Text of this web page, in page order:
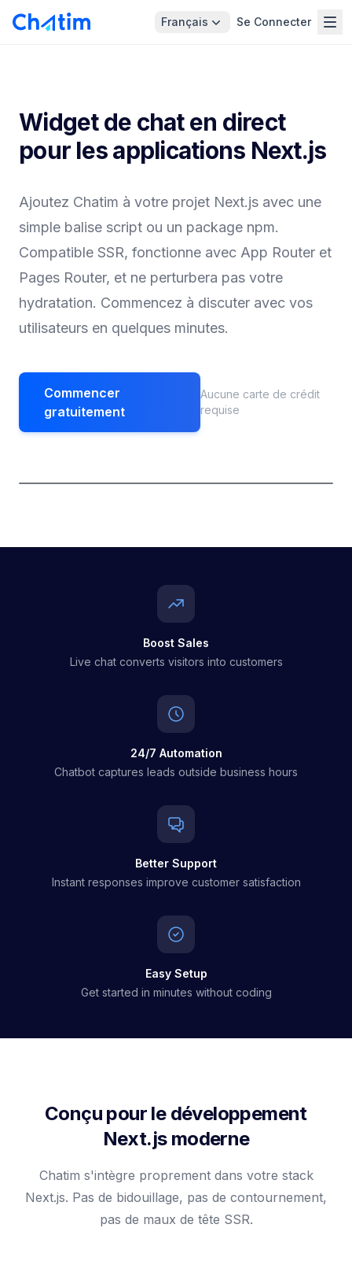
Français Se Connecter
Widget de chat en direct
pour les applications Next.js
Ajoutez Chatim à votre projet Next.js avec une
simple balise script ou un package npm.
Compatible SSR, fonctionne avec App Router et
Pages Router, et ne perturbera pas votre
hydratation. Commencez à discuter avec vos
utilisateurs en quelques minutes.
Commencer
gratuitement
Aucune carte de crédit
requise
Boost Sales
Live chat converts visitors into customers
24/7 Automation
Chatbot captures leads outside business hours
Better Support
Instant responses improve customer satisfaction
Easy Setup
Get started in minutes without coding
Conçu pour le développement
Next.js moderne
Chatim s'intègre proprement dans votre stack
Next.js. Pas de bidouillage, pas de contournement,
pas de maux de tête SSR.